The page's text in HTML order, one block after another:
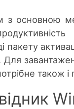
основною
пакету
також